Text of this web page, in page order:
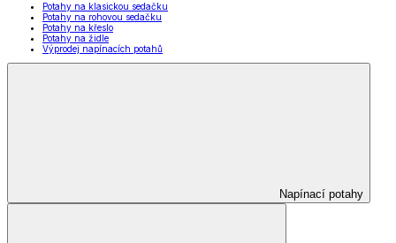
Potahy na klasickou sedačku
Potahy na rohovou sedačku
Potahy na křeslo
Potahy na židle
Výprodej napínacích potahů
Napínací potahy